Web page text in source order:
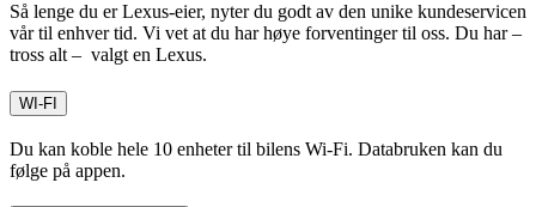
Så lenge du er Lexus-eier, nyter du godt av den unike kundeservicen
vår til enhver tid. Vi vet at du har høye forventinger til oss. Du har –
tross alt – valgt en Lexus.
WI-FI
Du kan koble hele 10 enheter til bilens Wi-Fi. Databruken kan du
følge på appen.